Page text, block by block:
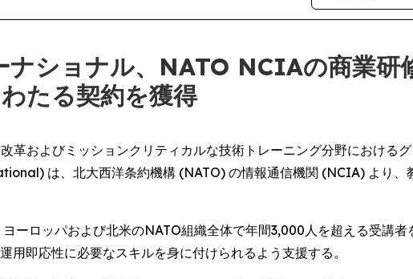
ナショナル、NATO NCIAの商業
たる契約を獲得
およびミッションクリティカルな技術トレーニング分野における
は、北大西洋条約機構 (NATO) の情報通信機関 (NCIA) より、
ーロッパおよび北米のNATO組織全体で年間3,000人を超える受講者
即応性に必要なスキルを身に付けられるよう支援する。